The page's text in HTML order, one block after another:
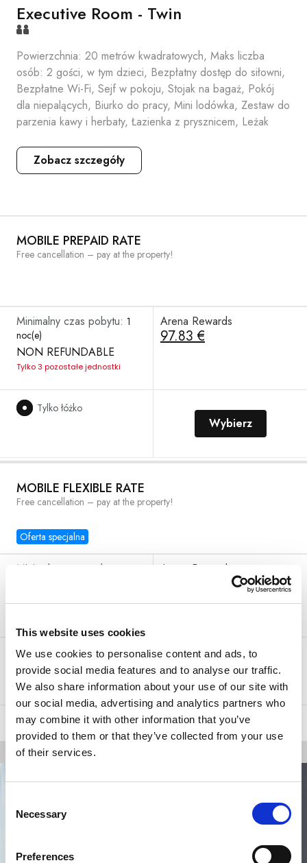
This website uses cookies
We use cookies to personalise content and ads, to
provide social media features and to analyse our traffic.
We also share information about your use of our site with
our social media, advertising and analytics partners who
may combine it with other information that you’ve
provided to them or that they’ve collected from your use
of their services.
Selection
Necessary
Preferences
Executive Room - Twin
Powierzchnia: 20 metrów kwadratowych, Maks liczba
osób: 2 gości, w tym dzieci, Bezpłatny dostęp do siłowni,
Bezpłatne Wi-Fi, Sejf w pokoju, Stojak na bagaż, Pokój
dla niepalących, Biurko do pracy, Mini lodówka, Zestaw do
parzenia kawy i herbaty, Łazienka z prysznicem, Leżak
Zobacz szczegóły
MOBILE PREPAID RATE
Free cancellation – pay at the property!
Minimalny czas pobytu: 1
noc(e)
NON REFUNDABLE
Tylko 3 pozostałe jednostki
Arena Rewards
97.83 €
Tylko łóżko
Wybierz
MOBILE FLEXIBLE RATE
Oferta specjalna
Free cancellation – pay at the property!
Minimalny czas pobytu: Arena Rewards
Nocleg i śniadanie
Wybierz
UKRYJ WSZYSTKIE OFERTY